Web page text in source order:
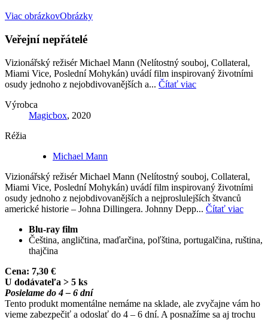
Viac obrázkovObrázky
Veřejní nepřátelé
Vizionářský režisér Michael Mann (Nelítostný souboj, Collateral,
Miami Vice, Poslední Mohykán) uvádí film inspirovaný životními
osudy jednoho z nejobdivovanějších a... Čítať viac
Výrobca
Magicbox, 2020
Réžia
Michael Mann
Vizionářský režisér Michael Mann (Nelítostný souboj, Collateral,
Miami Vice, Poslední Mohykán) uvádí film inspirovaný životními
osudy jednoho z nejobdivovanějších a nejproslulejších štvanců
americké historie – Johna Dillingera. Johnny Depp... Čítať viac
Blu-ray film
Čeština, angličtina, maďarčina, poľština, portugalčina, ruština,
thajčina
Cena: 7,30 €
U dodávateľa > 5 ks
Posielame do 4 – 6 dní
Tento produkt momentálne nemáme na sklade, ale zvyčajne vám ho
vieme zabezpečiť a odoslať do 4 – 6 dní. A posnažíme sa aj trochu